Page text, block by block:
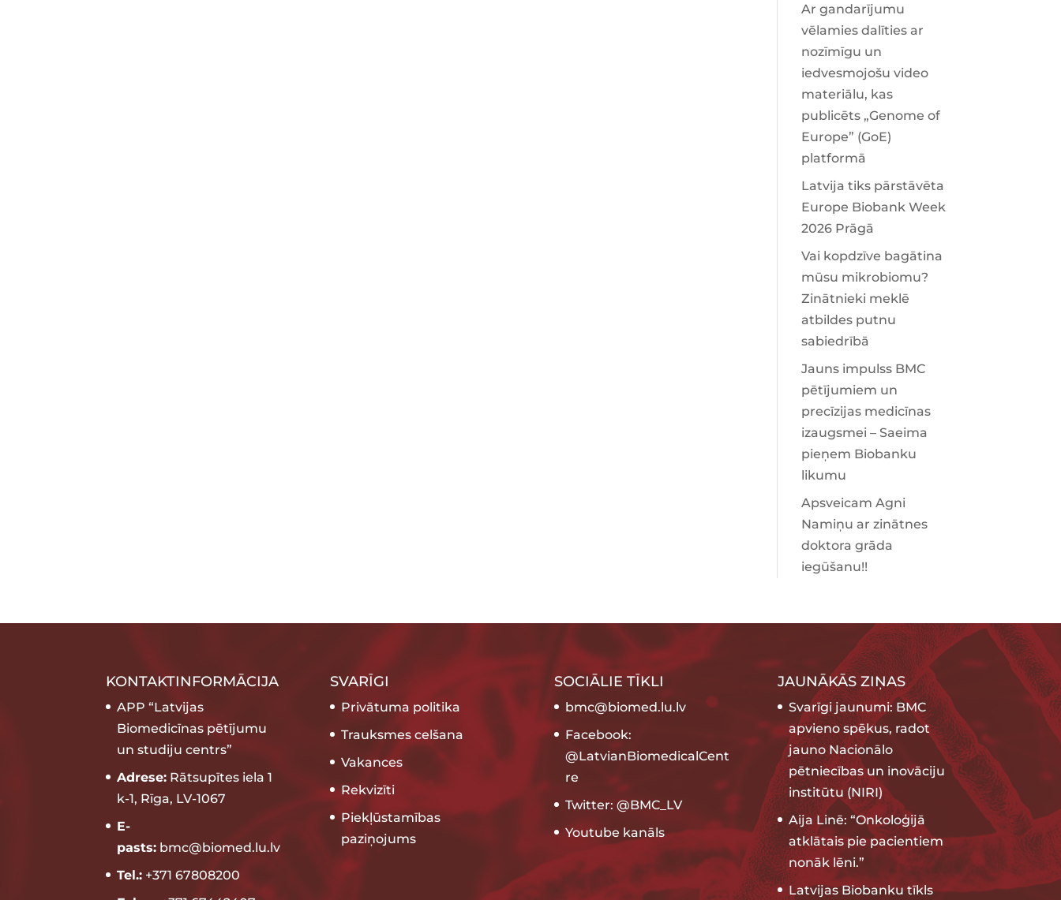
Ar gandarījumu
vēlamies dalīties ar
nozīmīgu un
iedvesmojošu video
materiālu, kas
publicēts „Genome of
Europe” (GoE)
platformā
Latvija tiks pārstāvēta
Europe Biobank Week
2026 Prāgā
Vai kopdzīve bagātina
mūsu mikrobiomu?
Zinātnieki meklē
atbildes putnu
sabiedrībā
Jauns impulss BMC
pētījumiem un
precīzijas medicīnas
izaugsmei – Saeima
pieņem Biobanku
likumu
Apsveicam Agni
Namiņu ar zinātnes
doktora grāda
iegūšanu!!
KONTAKTINFORMĀCIJA
APP “Latvijas
Biomedicīnas pētījumu
un studiju centrs”
Adrese: Rātsupītes iela 1
k-1, Rīga, LV-1067
E-
pasts: bmc@biomed.lu.lv
Tel.: +371 67808200
SVARĪGI
Privātuma politika
Trauksmes celšana
Vakances
Rekvizīti
Piekļūstamības
paziņojums
SOCIĀLIE TĪKLI
bmc@biomed.lu.lv
Facebook:
@LatvianBiomedicalCent
re
Twitter: @BMC_LV
Youtube kanāls
JAUNĀKĀS ZIŅAS
Svarīgi jaunumi: BMC
apvieno spēkus, radot
jauno Nacionālo
pētniecības un inovāciju
institūtu (NIRI)
Aija Linē: “Onkoloģijā
atklātais pie pacientiem
nonāk lēni.”
Latvijas Biobanku tīkls